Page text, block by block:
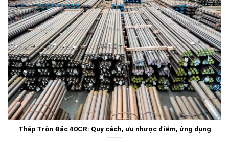
Thép Tròn Đặc 40CR: Quy cách, ưu nhược điểm, ứng dụng